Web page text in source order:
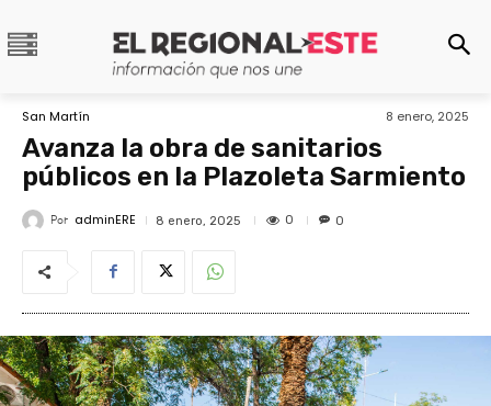
San Martín 8 enero, 2025
Avanza la obra de sanitarios
públicos en la Plazoleta Sarmiento
Por adminERE 8 enero, 2025 0 0